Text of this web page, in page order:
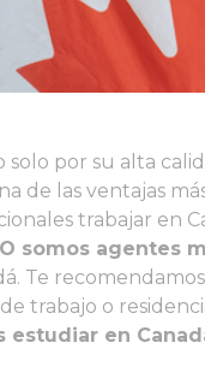
por su alta
de las ventajas
trabajar en
somos agentes
Te
trabajo o
estudiar en